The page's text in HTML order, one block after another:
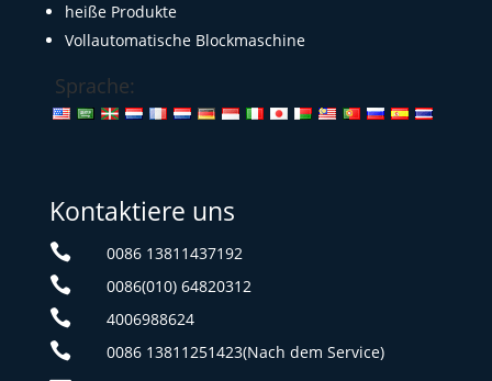
heiße Produkte
Vollautomatische Blockmaschine
Sprache:
Kontaktiere uns
 0086 13811437192
 0086(010) 64820312
 4006988624
 0086 13811251423(Nach dem Service)